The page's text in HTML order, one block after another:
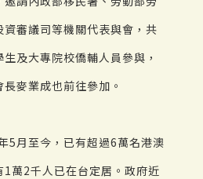
審議司等機關代表與會，共
及大專院校僑輔人員參與，
麥業成也前往參加。
5月至今，已有超過6萬名港澳
萬2千人已在台定居。政府近